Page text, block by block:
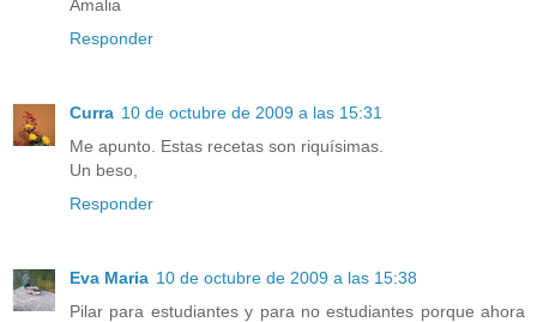
Amalia
Responder
Curra 10 de octubre de 2009 a las 15:31
Me apunto. Estas recetas son riquísimas.
Un beso,
Responder
Eva Maria 10 de octubre de 2009 a las 15:38
Pilar para estudiantes y para no estudiantes porque ahora